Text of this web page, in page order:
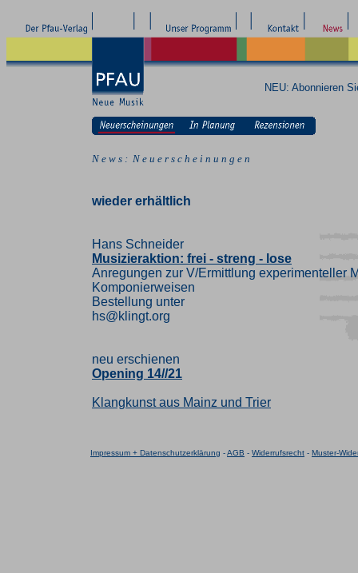
NEU: Abonnieren
N e w s : N e u e r s c h e i n u n g e n
wieder erhältlich
Hans Schneider
Musizieraktion: frei - streng - lose
Anregungen zur V/Ermittlung experimenteller
Komponierweisen
Bestellung unter
hs@klingt.org
neu erschienen
Opening 14//21
Klangkunst aus Mainz und Trier
Impressum + Datenschutzerklärung -AGB - Widerrufsrecht - Muster-